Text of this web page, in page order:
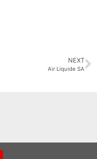
NEXT
Air Liquide SA